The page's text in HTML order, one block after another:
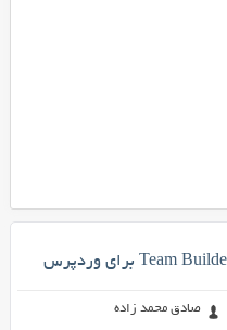
صادق محمد زاده